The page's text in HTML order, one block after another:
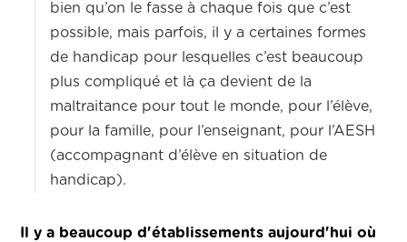
bien qu’on le fasse à chaque fois que c’est
possible, mais parfois, il y a certaines formes
de handicap pour lesquelles c’est beaucoup
plus compliqué et là ça devient de la
maltraitance pour tout le monde, pour l’élève,
pour la famille, pour l’enseignant, pour l’AESH
(accompagnant d’élève en situation de
handicap).
Il y a beaucoup d'établissements aujourd'hui où